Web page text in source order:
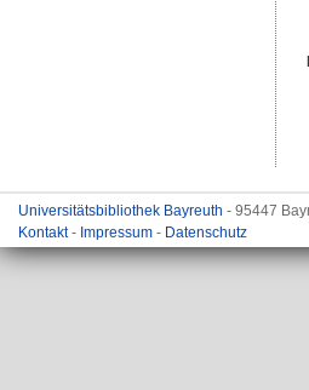
Universitätsbibliothek Bayreuth - 95447
Kontakt- Impressum - Datenschutz